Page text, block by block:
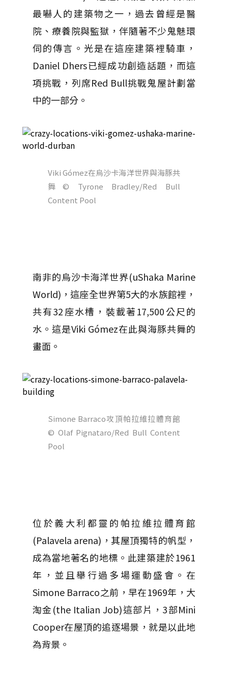
最嚇人的建築物之一，過去曾經是醫
院、療養院與監獄，伴隨著不少鬼魅環
伺的傳言。光是在這座建築裡騎車，
Daniel Dhers已經成功創造話題，而這
項挑戰，列席Red Bull挑戰鬼屋計劃當
中的一部分。
Viki Gómez在烏沙卡海洋世界與海豚共
舞 © Tyrone Bradley/Red Bull
Content Pool
南非的烏沙卡海洋世界(uShaka Marine
World)，這座全世界第5大的水族館裡，
共有32座水槽，裝載著17,500公尺的
水。這是Viki Gómez在此與海豚共舞的
畫面。
Simone Barraco攻頂帕拉維拉體育館
© Olaf Pignataro/Red Bull Content
Pool
位於義大利都靈的帕拉維拉體育館
(Palavela arena)，其屋頂獨特的帆型，
成為當地著名的地標。此建築建於1961
年，並且舉行過多場運動盛會。在
Simone Barraco之前，早在1969年，大
淘金(the Italian Job)這部片，3部Mini
Cooper在屋頂的追逐場景，就是以此地
為背景。